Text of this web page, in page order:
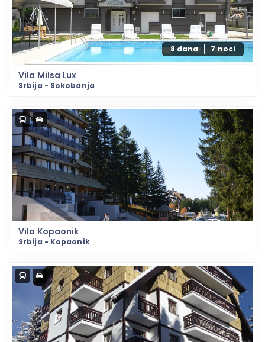
8 dana 7 noci
Vila Milsa Lux
Srbija - Sokobanja
Vila Kopaonik
Srbija - Kopaonik